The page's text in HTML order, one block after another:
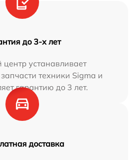
до 3-х лет
устанавливает
техники Sigma и
гарантию до 3 лет.
доставка